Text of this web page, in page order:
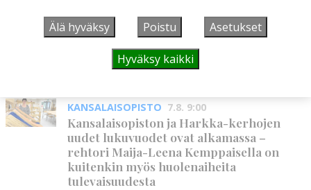
GOLF 7.8. 11:33
Golftapahtuma tuotti jälleen komeasti
tukea Kiuruveden nuorille – palkittavat
julkaistaan loppuvuodesta
KANSALAISOPISTO 7.8. 9:00
Kansalaisopiston ja Harkka-kerhojen
uudet lukuvuodet ovat alkamassa –
rehtori Maija-Leena Kemppaisella on
kuitenkin myös huolenaiheita
tulevaisuudesta
Älä hyväksy Poistu Asetukset
Hyväksy kaikki